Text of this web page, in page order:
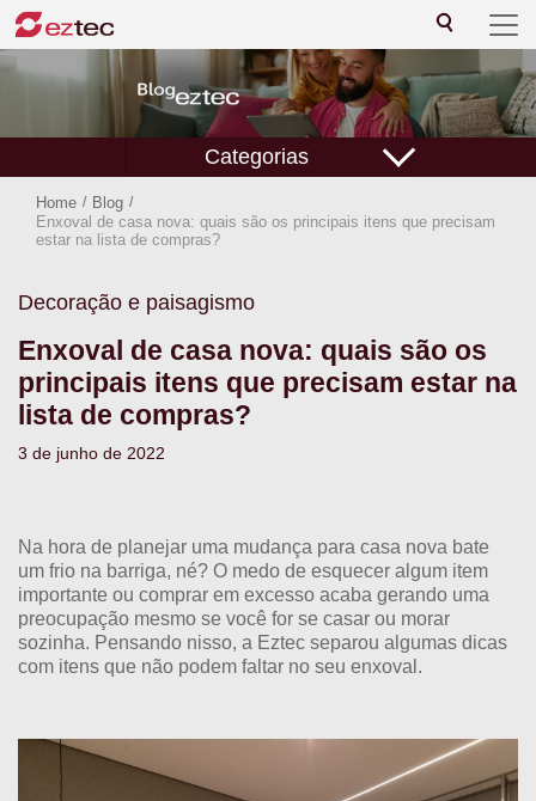
Categorias
Home / Blog /
Enxoval de casa nova: quais são os principais itens que precisam
estar na lista de compras?
Decoração e paisagismo
Enxoval de casa nova: quais são os
principais itens que precisam estar na
lista de compras?
3 de junho de 2022
Na hora de planejar uma mudança para casa nova bate
um frio na barriga, né? O medo de esquecer algum item
importante ou comprar em excesso acaba gerando uma
preocupação mesmo se você for se casar ou morar
sozinha. Pensando nisso, a Eztec separou algumas dicas
com itens que não podem faltar no seu enxoval.